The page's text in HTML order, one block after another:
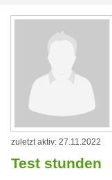
zuletzt aktiv: 27.11.2022
Test stunden